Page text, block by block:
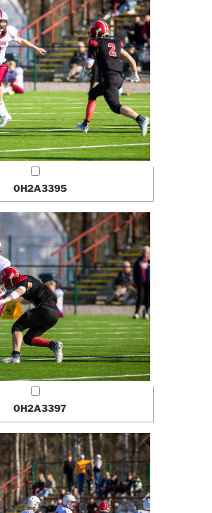
0H2A3395
0H2A3397